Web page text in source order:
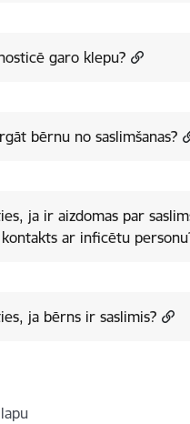
garo klepu?
bērnu no saslimšanas?
ja ir aizdomas par
ar inficētu
ja bērns ir saslimis?